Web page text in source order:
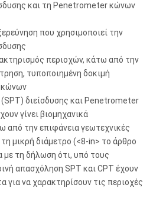
και τη Penetrometer κώνων
που χρησιμοποιεί την
περιοχών, κάτω από την
τυποποιημένη δοκιμή
κώνων
διείσδυσης και Penetrometer
γίνει βιομηχανικά
από την επιφάνεια γεωτεχνικές
μικρή διάμετρο (<8-in> το άρθρο
με τη δήλωση ότι, υπό τους
απασχόληση SPT και CPT έχουν
για να χαρακτηρίσουν τις περιοχές